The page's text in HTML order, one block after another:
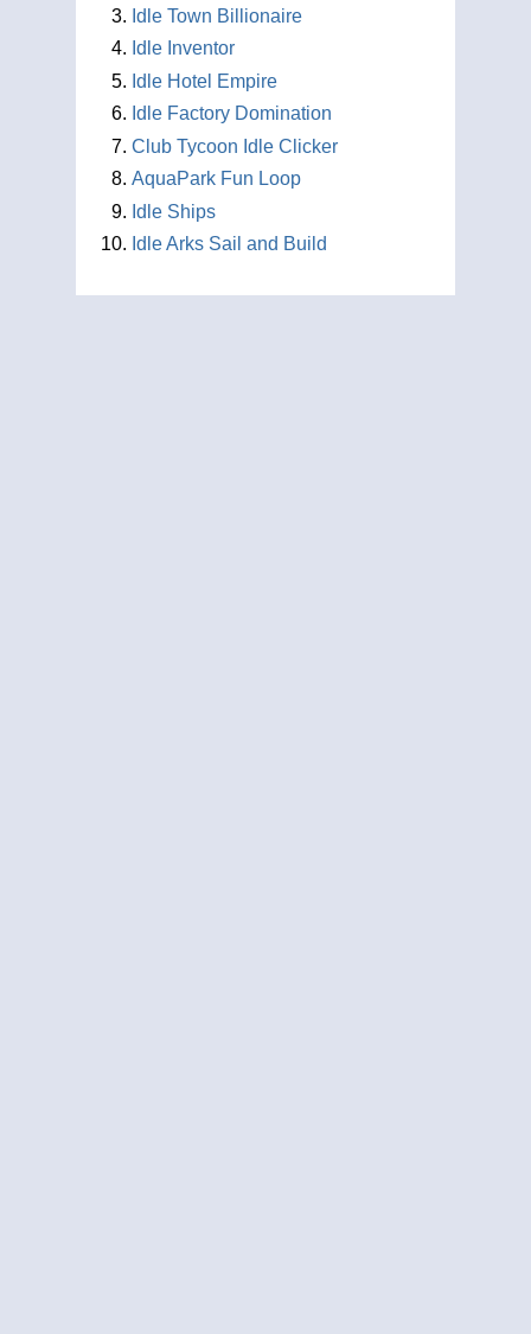
Idle Town Billionaire
Idle Inventor
Idle Hotel Empire
Idle Factory Domination
Club Tycoon Idle Clicker
AquaPark Fun Loop
Idle Ships
Idle Arks Sail and Build